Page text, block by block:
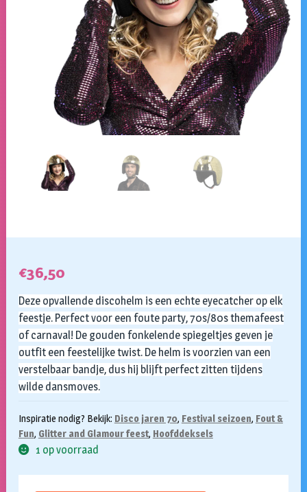
€36,50
Deze opvallende discohelm is een echte eyecatcher op elk
feestje. Perfect voor een foute party, 70s/80s themafeest
of carnaval! De gouden fonkelende spiegeltjes geven je
outfit een feestelijke twist. De helm is voorzien van een
verstelbaar bandje, dus hij blijft perfect zitten tijdens
wilde dansmoves.
Inspiratie nodig? Bekijk: Disco jaren 70, Festival seizoen, Fout &
Fun, Glitter and Glamour feest, Hoofddeksels
1 op voorraad